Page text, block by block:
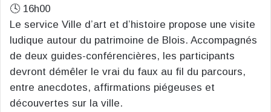
🕓 16h00
Le service Ville d’art et d’histoire propose une visite
ludique autour du patrimoine de Blois. Accompagnés
de deux guides-conférencières, les participants
devront démêler le vrai du faux au fil du parcours,
entre anecdotes, affirmations piégeuses et
découvertes sur la ville.